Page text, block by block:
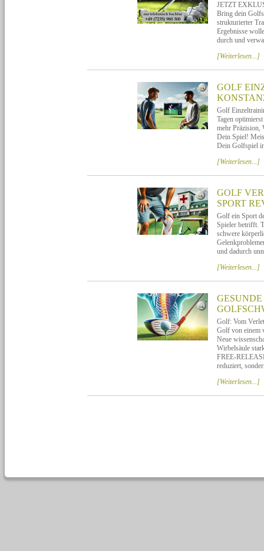
JETZT
Bring dein
strukturierter
Ergebnisse
durch und
[Weiterlesen...]
GOLF
Golf
Tagen
mehr Präzision,
Dein Spiel!
Dein Golfspiel
[Weiterlesen...]
GOLF
SPORT
Golf ein Sport
Spieler betrifft.
schwere
und dadurch
[Weiterlesen...]
Golf: Vom
Golf von einem
Neue
Wirbelsäule
FREE-
reduziert,
[Weiterlesen...]